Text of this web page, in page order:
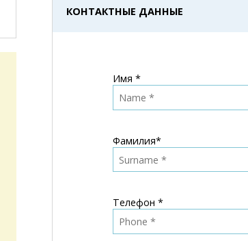
КОНТАКТНЫЕ ДАННЫЕ
Имя *
Фамилия*
Телефон *